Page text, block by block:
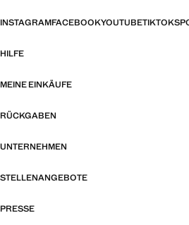
INSTAGRAMFACEBOOKYOUTUBETIKTOK
HILFE
MEINE EINKÄUFE
RÜCKGABEN
UNTERNEHMEN
STELLENANGEBOTE
PRESSE